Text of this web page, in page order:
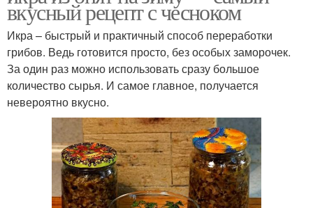
вкусный рецепт с чесноком
Икра – быстрый и практичный способ переработки
грибов. Ведь готовится просто, без особых заморочек.
За один раз можно использовать сразу большое
количество сырья. И самое главное, получается
невероятно вкусно.